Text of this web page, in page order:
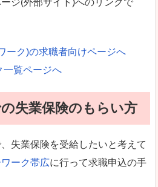
ーク)の求職者向けページへ
一覧ページへ
失業保険のもらい方
失業保険を受給したいと考えて
ーク帯広に行って求職申込の手